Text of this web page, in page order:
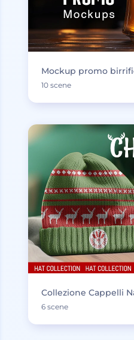
Mockup promo
10 scene
Collezione Cappelli
6 scene